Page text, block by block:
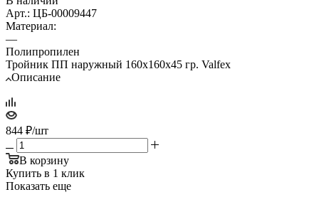
Арт.: ЦБ-00009447
Материал:
—
Полипропилен
Тройник ПП наружный 160х160х45 гр. Valfex
Описание
844 ₽/шт
В корзину
Купить в 1 клик
Показать еще